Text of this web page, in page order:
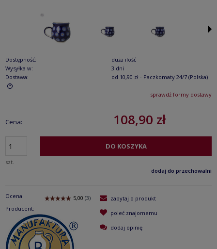
Dostępność:
duża ilość
Wysyłka w:
3 dni
Dostawa:
od 10,90 zł - Paczkomaty 24/7 (Polska)
Cena nie zawiera ewentualnych kosztów płatnościsprawdź formy dostawy
Cena: 108,90 zł
szt.
DO KOSZYKA
dodaj do przechowalni
Ocena:
Producent:
zapytaj o produkt
poleć znajomemu
dodaj opinię